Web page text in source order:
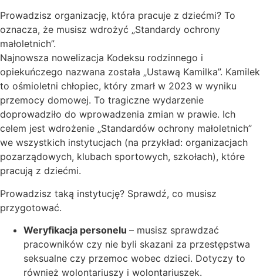
Prowadzisz organizację, która pracuje z dziećmi? To
oznacza, że musisz wdrożyć „Standardy ochrony
małoletnich”.
Najnowsza nowelizacja Kodeksu rodzinnego i
opiekuńczego nazwana została „Ustawą Kamilka”. Kamilek
to ośmioletni chłopiec, który zmarł w 2023 w wyniku
przemocy domowej. To tragiczne wydarzenie
doprowadziło do wprowadzenia zmian w prawie. Ich
celem jest wdrożenie „Standardów ochrony małoletnich”
we wszystkich instytucjach (na przykład: organizacjach
pozarządowych, klubach sportowych, szkołach), które
pracują z dziećmi.
Prowadzisz taką instytucję? Sprawdź, co musisz
przygotować.
Weryfikacja personelu – musisz sprawdzać
pracowników czy nie byli skazani za przestępstwa
seksualne czy przemoc wobec dzieci. Dotyczy to
również wolontariuszy i wolontariuszek.